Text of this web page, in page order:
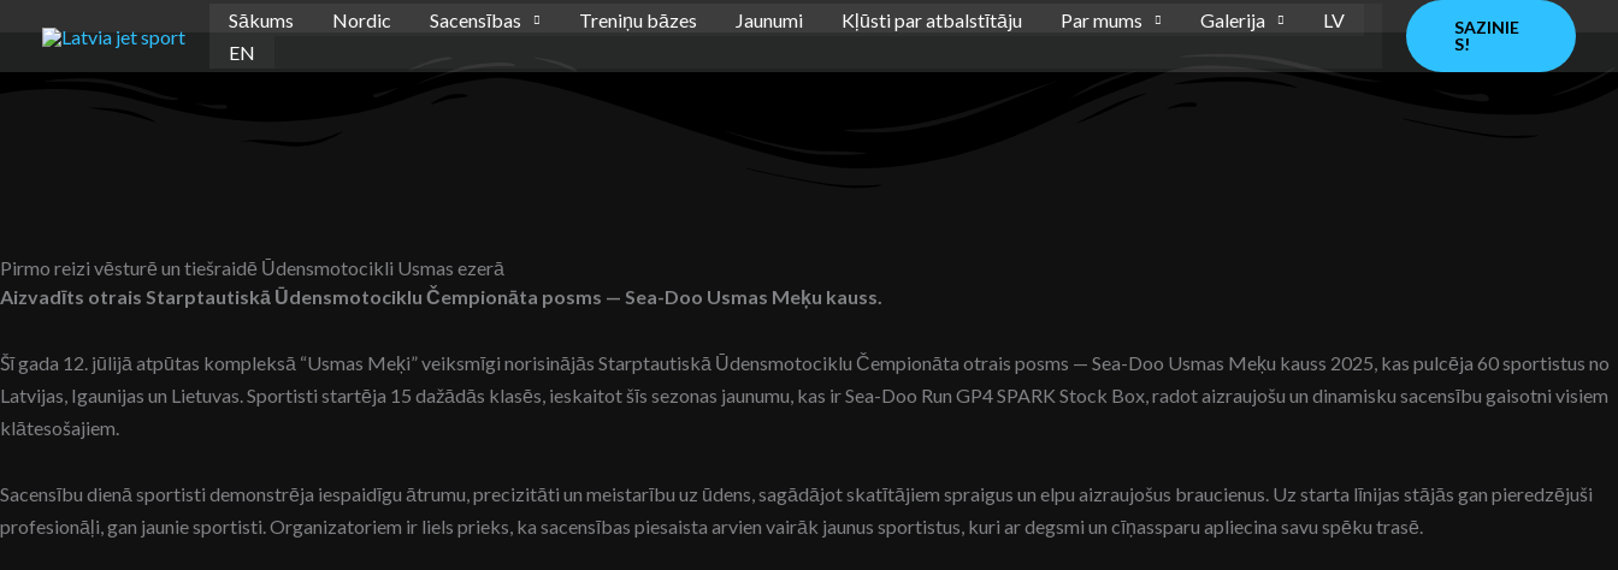
content
Sākums Nordic Sacensības Treniņu bāzes Jaunumi Kļūsti par atbalstītāju Par mums Galerija
LV
EN
SAZINIE
S!
Pirmo reizi vēsturē un tiešraidē Ūdensmotocikli Usmas ezerā
Aizvadīts otrais Starptautiskā Ūdensmotociklu Čempionāta posms — Sea-Doo Usmas Meķu kauss.
Šī gada 12. jūlijā atpūtas kompleksā “Usmas Meķi” veiksmīgi norisinājās Starptautiskā Ūdensmotociklu Čempionāta otrais posms — Sea-Doo Usmas Meķu kauss 2025, kas pulcēja 60 sportistus no
Latvijas, Igaunijas un Lietuvas. Sportisti startēja 15 dažādās klasēs, ieskaitot šīs sezonas jaunumu, kas ir Sea-Doo Run GP4 SPARK Stock Box, radot aizraujošu un dinamisku sacensību gaisotni visiem
klātesošajiem.
Sacensību dienā sportisti demonstrēja iespaidīgu ātrumu, precizitāti un meistarību uz ūdens, sagādājot skatītājiem spraigus un elpu aizraujošus braucienus. Uz starta līnijas stājās gan pieredzējuši
profesionāļi, gan jaunie sportisti. Organizatoriem ir liels prieks, ka sacensības piesaista arvien vairāk jaunus sportistus, kuri ar degsmi un cīņassparu apliecina savu spēku trasē.